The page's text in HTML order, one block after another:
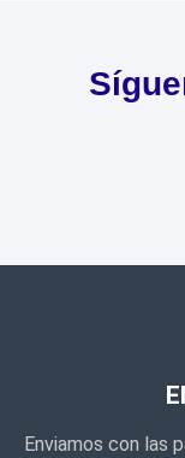
Enviamos con las